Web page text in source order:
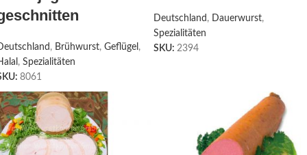
, Brühwurst, Geflügel ,
, Spezialitäten
8061
Deutschland , Dauerwurst,
Spezialitäten
SKU: 2394